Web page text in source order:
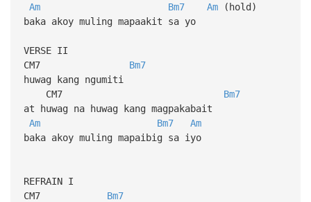
Am
Bm7 Am(hold)
baka akoy muling mapaakit sa yo
VERSE II
CM7 Bm7
huwag kang ngumiti
CM7 Bm7
at huwag na huwag kang magpakabait
Am
Bm7
Am
baka akoy muling mapaibig sa iyo
REFRAIN I
CM7 Bm7